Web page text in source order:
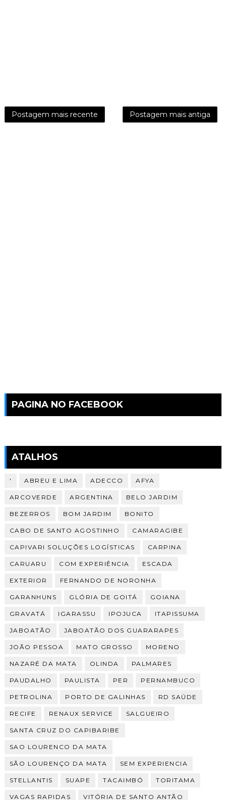
Postagem mais recente Postagem mais antiga
PAGINA NO FACEBOOK
ATALHOS
' ABREU E LIMA ADECCO AFYA
ARCOVERDE ARGENTINA BELO JARDIM
BEZERROS BOM JARDIM BONITO
CABO DE SANTO AGOSTINHO CAMARAGIBE
CAPIVARI SOLUÇÕES LOGÍSTICAS CARPINA
CARUARU COM EXPERIÊNCIA ESCADA
EXTERIOR FERNANDO DE NORONHA
GARANHUNS GLÓRIA DE GOITÁ GOIANA
GRAVATÁ IGARASSU IPOJUCA ITAPISSUMA
JABOATÃO JABOATÃO DOS GUARARAPES
JOÃO PESSOA MATO GROSSO MORENO
NAZARÉ DA MATA OLINDA PALMARES
PAUDALHO PAULISTA PER PERNAMBUCO
PETROLINA PORTO DE GALINHAS RD SAÚDE
RECIFE RENAUX SERVICE SALGUEIRO
SANTA CRUZ DO CAPIBARIBE
SAO LOURENCO DA MATA
SÃO LOURENÇO DA MATA SEM EXPERIENCIA
STELLANTIS SUAPE TACAIMBÓ TORITAMA
VAGAS RAPIDAS VITÓRIA DE SANTO ANTÃO